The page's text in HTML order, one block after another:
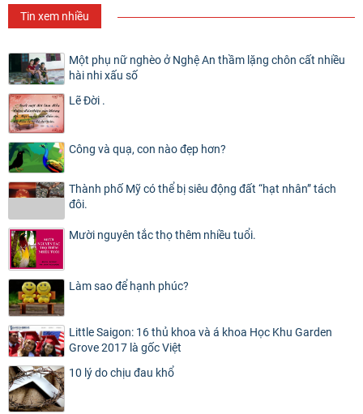
Tin xem nhiều
Một phụ nữ nghèo ở Nghệ An thầm lặng chôn cất nhiều
hài nhi xấu số
Lẽ Đời .
Công và quạ, con nào đẹp hơn?
Thành phố Mỹ có thể bị siêu động đất “hạt nhân” tách
đôi.
Mười nguyên tắc thọ thêm nhiều tuổi.
Làm sao để hạnh phúc?
Little Saigon: 16 thủ khoa và á khoa Học Khu Garden
Grove 2017 là gốc Việt
10 lý do chịu đau khổ